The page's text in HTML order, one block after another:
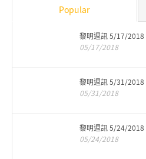
Popular
黎明週訊 5/17/2018
05/17/2018
黎明週訊 5/31/2018
05/31/2018
黎明週訊 5/24/2018
05/24/2018